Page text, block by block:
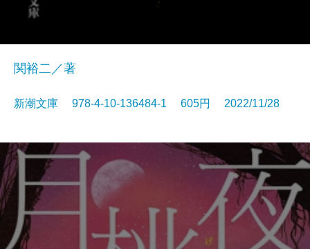
関裕二／著
新潮文庫 978-4-10-136484-1 605円 2022/11/28